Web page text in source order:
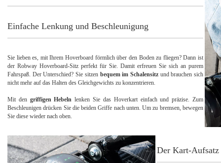
Einfache Lenkung und Beschleunigung
Sie lieben es, mit Ihrem Hoverboard förmlich über den Boden zu fliegen? Dann ist
der Robway Hoverboard-Sitz perfekt für Sie. Damit erfreuen Sie sich an purem
Fahrspaß. Der Unterschied? Sie sitzen bequem im Schalensitzund brauchen sich
nicht mehr auf das Halten des Gleichgewichts zu konzentrieren.
Mit den griffigen Hebeln lenken Sie das Hoverkart einfach und präzise. Zum
Beschleunigen drücken Sie die beiden Griffe nach unten. Um zu bremsen, bewegen
Sie diese wieder nach oben.
Der Kart-